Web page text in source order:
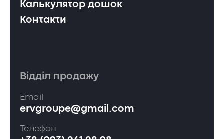
Калькулятор дошок
Контакти
Відділ продажу
Email
ervgroupe@gmail.com
Телефон